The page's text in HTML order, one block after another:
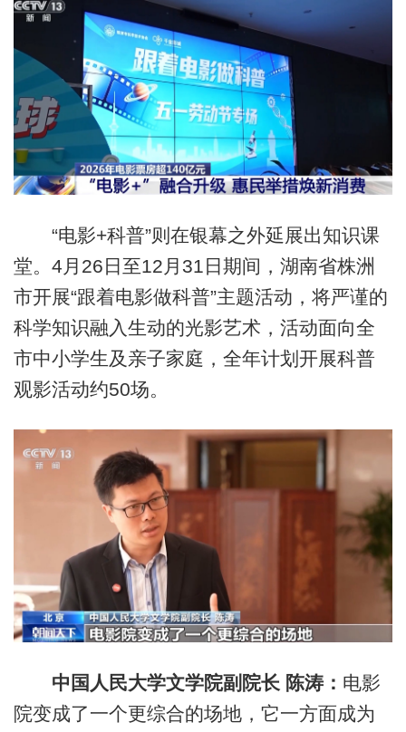
“电影+科普”则在银幕之外延展出知识课
堂。4月26日至12月31日期间，湖南省株洲
市开展“跟着电影做科普”主题活动，将严谨的
科学知识融入生动的光影艺术，活动面向全
市中小学生及亲子家庭，全年计划开展科普
观影活动约50场。
中国人民大学文学院副院长 陈涛： 电影
院变成了一个更综合的场地，它一方面成为